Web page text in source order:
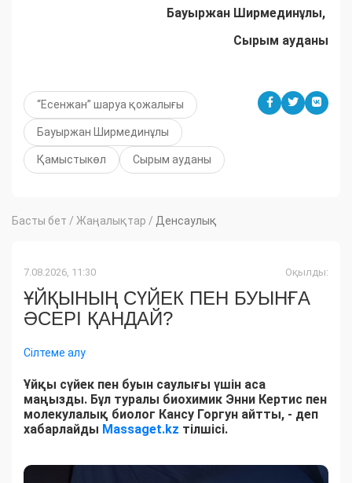
Бауыржан Ширмединұлы,
Сырым ауданы
“Есенжан” шаруа қожалығы
Бауыржан Ширмединұлы
Қамыстыкөл Сырым ауданы
Басты бет / Жаңалықтар / Денсаулық
7.08.2026, 11:30 Оқылды:
ҰЙҚЫНЫҢ СҮЙЕК ПЕН БУЫНҒА
ӘСЕРІ ҚАНДАЙ?
Сілтеме алу
Ұйқы сүйек пен буын саулығы үшін аса
маңызды. Бұл туралы биохимик Энни Кертис пен
молекулалық биолог Кансу Горгун айтты, - деп
хабарлайды Massaget.kz тілшісі.